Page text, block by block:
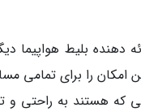
دهنده بلیط هواپیما
را برای تمامی
هستند به راحتی و